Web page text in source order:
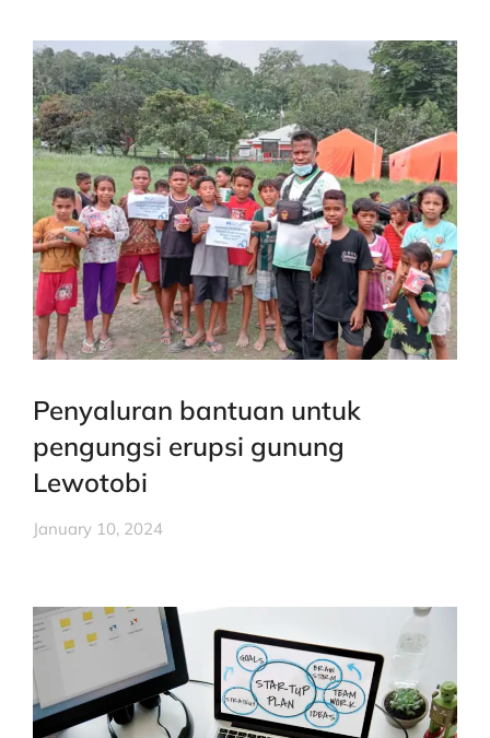
Penyaluran bantuan untuk
pengungsi erupsi gunung
Lewotobi
January 10, 2024